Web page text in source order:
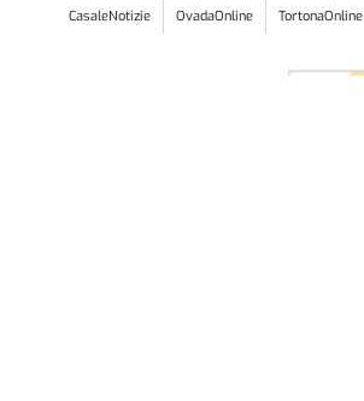
CasaleNotizie
OvadaOnline TortonaOnline